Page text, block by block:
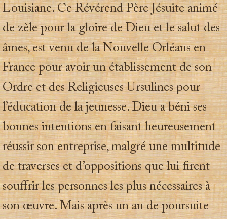
Louisiane. Ce Révérend Père Jésuite animé
de zèle pour la gloire de Dieu et le salut des
âmes, est venu de la Nouvelle Orléans en
France pour avoir un établissement de son
Ordre et des Religieuses Ursulines pour
l’éducation de la jeunesse. Dieu a béni ses
bonnes intentions en faisant heureusement
réussir son entreprise, malgré une multitude
de traverses et d’oppositions que lui firent
souffrir les personnes les plus nécessaires à
son œuvre. Mais après un an de poursuite